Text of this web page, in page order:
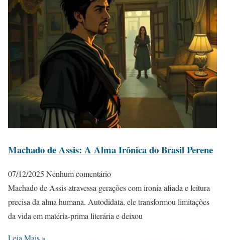
Machado de Assis: A Alma Irônica do Brasil Perene
07/12/2025 Nenhum comentário
Machado de Assis atravessa gerações com ironia afiada e leitura
precisa da alma humana. Autodidata, ele transformou limitações
da vida em matéria-prima literária e deixou